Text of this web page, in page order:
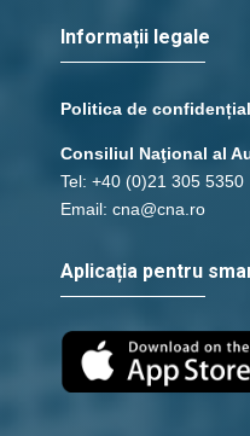
Informații legale
Politica de
Consiliul Naţional al
Tel: +40 (0)21 305 5350
Email: cna@cna.ro
Aplicația pentru